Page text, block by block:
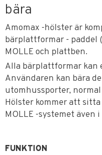
bära
Amomax -hölster är
bärplattformar - paddel
MOLLE och plattben.
Alla bärplattformar kan
Användaren kan bära
utomhussporter,
Hölster kommer att
MOLLE -systemet även
FUNKTION